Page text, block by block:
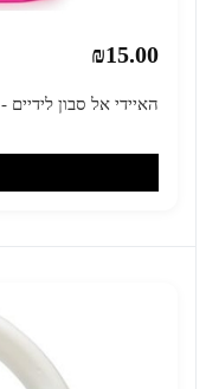
₪15.00
האיידי אל סבון לידיים - 4 ליטר * 1 יחידה